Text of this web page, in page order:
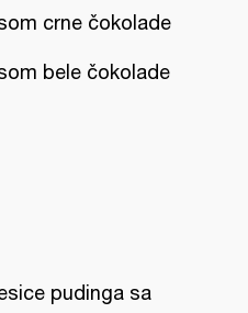
crne čokolade
bele čokolade
pudinga sa